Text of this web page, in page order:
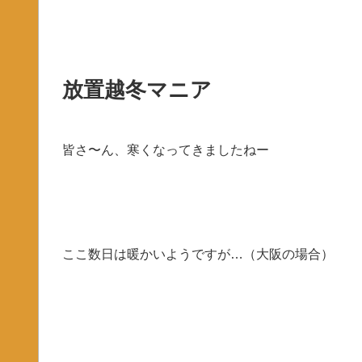
放置越冬マニア
皆さ〜ん、寒くなってきましたねー
ここ数日は暖かいようですが…（大阪の場合）